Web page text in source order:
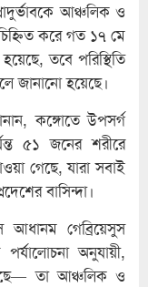
আঞ্চলিক ও
চিহ্নিত করে গত ১৭ মে
তবে পরিস্থিতি
জানানো হয়েছে।
কঙ্গোতে উপসর্গ
৫১ জনের শরীরে
গেছে, যারা সবাই
বাসিন্দা।
গেব্রিয়েসুস
পর্যালোচনা অনুযায়ী,
তা আঞ্চলিক ও